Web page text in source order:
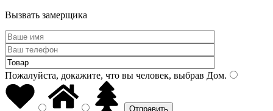
Вызвать замерщика
Пожалуйста, докажите, что вы человек, выбрав Дом.